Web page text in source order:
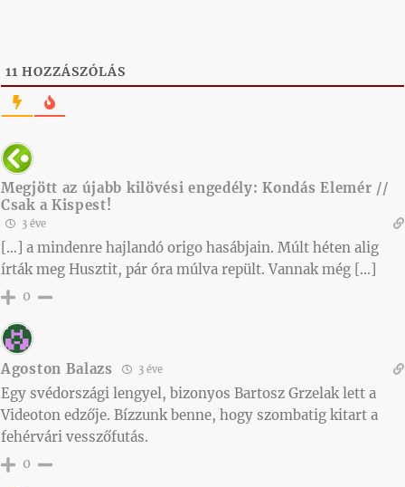
11 HOZZÁSZÓLÁS
Megjött az újabb kilövési engedély: Kondás Elemér //
Csak a Kispest!
3 éve
[…] a mindenre hajlandó origo hasábjain. Múlt héten alig
írták meg Husztit, pár óra múlva repült. Vannak még […]
0
Agoston Balazs 3 éve
Egy svédországi lengyel, bizonyos Bartosz Grzelak lett a
Videoton edzője. Bízzunk benne, hogy szombatig kitart a
fehérvári vesszőfutás.
0